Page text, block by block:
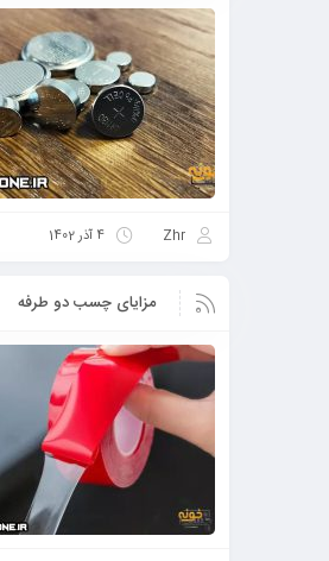
Zhr 4 آذر 1402
مزایای چسب دو طرفه